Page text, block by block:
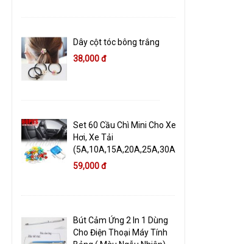
Dây cột tóc bông trắng
38,000 đ
Set 60 Cầu Chì Mini Cho Xe
Hơi, Xe Tải
(5A,10A,15A,20A,25A,30A)
59,000 đ
Bút Cảm Ứng 2 In 1 Dùng
Cho Điện Thoại Máy Tính